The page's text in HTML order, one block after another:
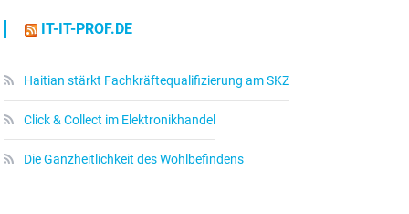
IT-IT-PROF.DE
Haitian stärkt Fachkräftequalifizierung am SKZ
Click & Collect im Elektronikhandel
Die Ganzheitlichkeit des Wohlbefindens